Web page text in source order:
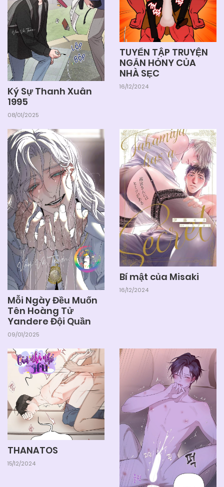
Ký Sự Thanh Xuân
1995
08/01/2025
TUYỂN TẬP TRUYỆN
NGẮN HỎNY CỦA
NHÀ SẸC
16/12/2024
Mỗi Ngày Đều Muốn
Tên Hoàng Tử
Yandere Đội Quần
09/01/2025
Bí mật của Misaki
16/12/2024
THANATOS
15/12/2024